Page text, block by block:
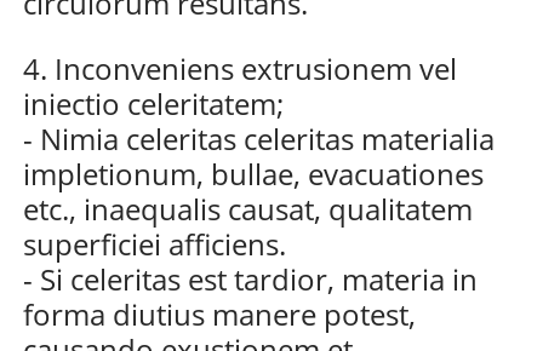
4. Inconveniens extrusionem vel
iniectio celeritatem;
- Nimia celeritas celeritas materialia
impletionum, bullae, evacuationes
etc., inaequalis causat, qualitatem
superficiei afficiens.
- Si celeritas est tardior, materia in
forma diutius manere potest,